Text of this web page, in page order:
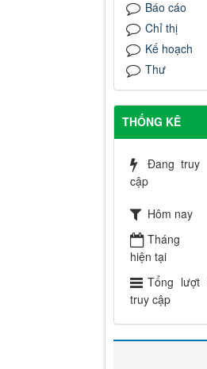
Báo cáo
Chỉ thị
Kế hoạch
Thư
THỐNG KÊ
Đang truy
cập
Hôm nay
Tháng
hiện tại
Tổng lượt
truy cập